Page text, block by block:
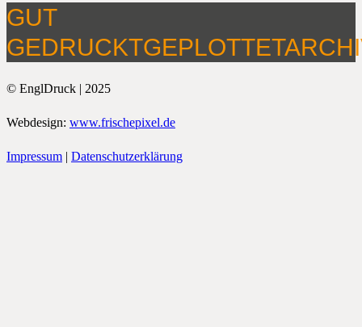
GUT
GEDRUCKTGEPLOTTET
© EnglDruck | 2025
Webdesign: www.frischepixel.de
Impressum | Datenschutzerklärung